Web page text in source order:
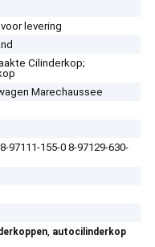
levering
Cilinderkop;
Marechaussee
97111-155-0 8-97129-630-
, autocilinderkop